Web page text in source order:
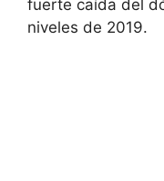
fuerte caída del
niveles de 2019.